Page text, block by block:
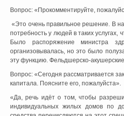
Вопрос: «Прокомментируйте,
«Это очень правильное решение. В
потребность у людей в таких
Было распоряжение министра
организовывалась, но это было
эту функцию. Фельдшерско-
Вопрос: «Сегодня рассматривается
капитала. Поясните его, пожалуйста».
«Да, речь идёт о том, чтобы
индивидуальных жилых домов по